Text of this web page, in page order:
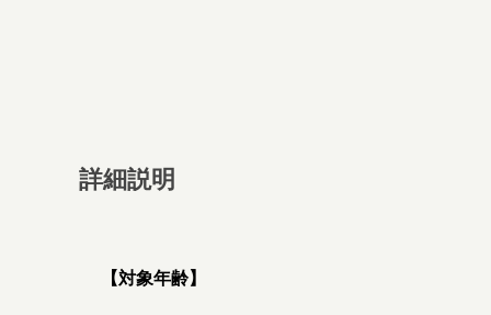
詳細説明
【対象年齢】